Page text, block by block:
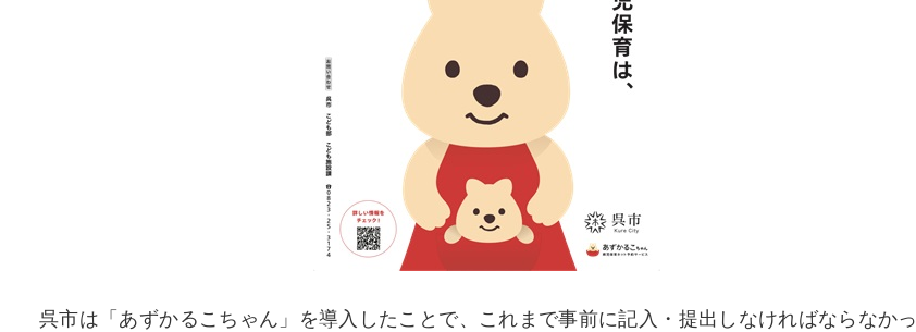
呉市は「あずかるこちゃん」を導入したことで、これまで事前に記入・提出しなければならなかっ